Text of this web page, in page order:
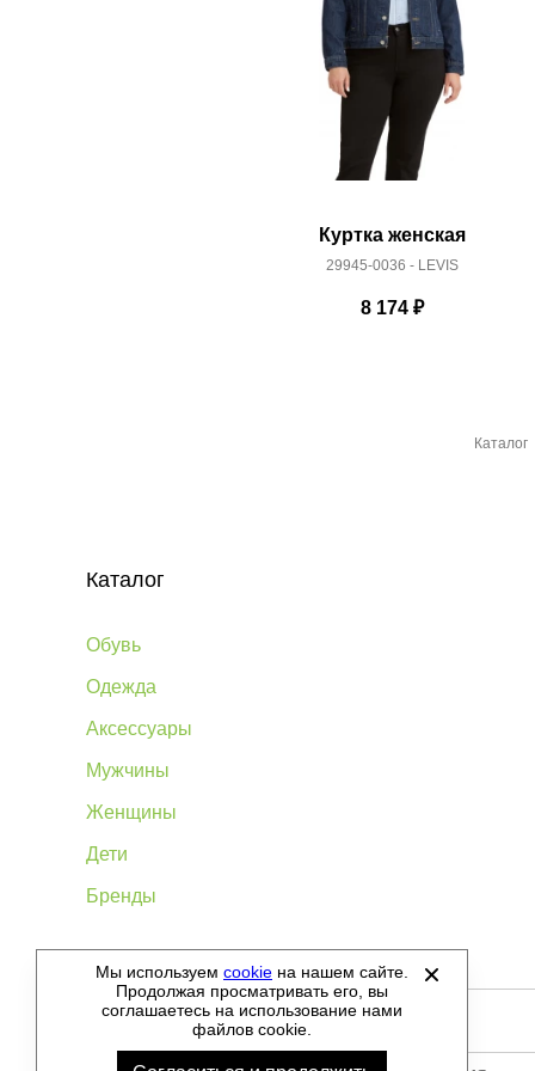
Куртка женская
29945-0036 - LEVIS
8 174₽
Каталог
Каталог
Обувь
Одежда
Аксессуары
Мужчины
Женщины
Дети
Бренды
©2012-2026 - Sellgroup.ru - все права защищены.
Мы используем cookie на нашем сайте.
Продолжая просматривать его, вы
соглашаетесь на использование нами
файлов cookie.